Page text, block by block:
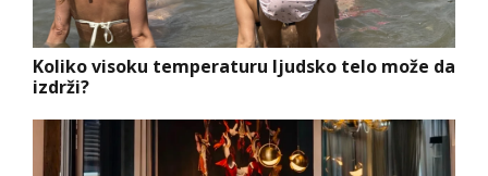
Koliko visoku temperaturu ljudsko telo može da
izdrži?